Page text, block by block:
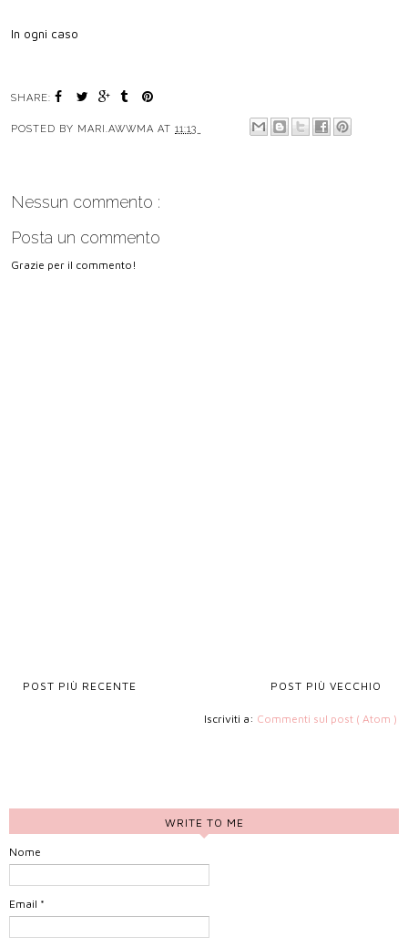
In ogni caso
SHARE:
POSTED BY MARI.AWWMA AT 11:13
Nessun commento :
Posta un commento
Grazie per il commento!
POST PIÙ RECENTE POST PIÙ VECCHIO
Iscriviti a: Commenti sul post ( Atom )
WRITE TO ME
Nome
Email *